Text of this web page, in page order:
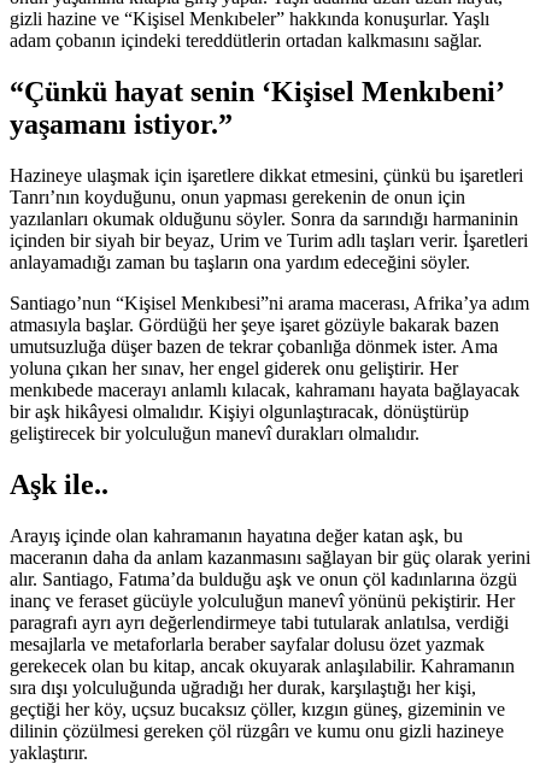
gizli hazine ve “Kişisel Menkıbeler” hakkında konuşurlar. Yaşlı
adam çobanın içindeki tereddütlerin ortadan kalkmasını sağlar.
“Çünkü hayat senin ‘Kişisel Menkıbeni’
yaşamanı istiyor.”
Hazineye ulaşmak için işaretlere dikkat etmesini, çünkü bu işaretleri
Tanrı’nın koyduğunu, onun yapması gerekenin de onun için
yazılanları okumak olduğunu söyler. Sonra da sarındığı harmaninin
içinden bir siyah bir beyaz, Urim ve Turim adlı taşları verir. İşaretleri
anlayamadığı zaman bu taşların ona yardım edeceğini söyler.
Santiago’nun “Kişisel Menkıbesi”ni arama macerası, Afrika’ya adım
atmasıyla başlar. Gördüğü her şeye işaret gözüyle bakarak bazen
umutsuzluğa düşer bazen de tekrar çobanlığa dönmek ister. Ama
yoluna çıkan her sınav, her engel giderek onu geliştirir. Her
menkıbede macerayı anlamlı kılacak, kahramanı hayata bağlayacak
bir aşk hikâyesi olmalıdır. Kişiyi olgunlaştıracak, dönüştürüp
geliştirecek bir yolculuğun manevî durakları olmalıdır.
Aşk ile..
Arayış içinde olan kahramanın hayatına değer katan aşk, bu
maceranın daha da anlam kazanmasını sağlayan bir güç olarak yerini
alır. Santiago, Fatıma’da bulduğu aşk ve onun çöl kadınlarına özgü
inanç ve feraset gücüyle yolculuğun manevî yönünü pekiştirir. Her
paragrafı ayrı ayrı değerlendirmeye tabi tutularak anlatılsa, verdiği
mesajlarla ve metaforlarla beraber sayfalar dolusu özet yazmak
gerekecek olan bu kitap, ancak okuyarak anlaşılabilir. Kahramanın
sıra dışı yolculuğunda uğradığı her durak, karşılaştığı her kişi,
geçtiği her köy, uçsuz bucaksız çöller, kızgın güneş, gizeminin ve
dilinin çözülmesi gereken çöl rüzgârı ve kumu onu gizli hazineye
yaklaştırır.